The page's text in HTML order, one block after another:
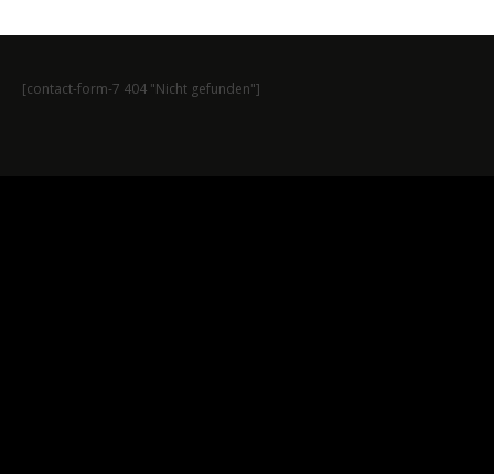
[contact-form-7 404 "Nicht gefunden"]